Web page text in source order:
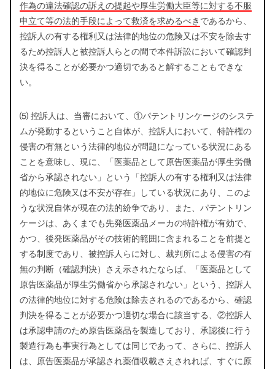
作為の違法確認の訴えの提起や厚生労働大臣等に対する不服
申立て等の法的手段によって救済を求めるべき であるから、
控訴人の有する権利又は法律的地位の危険又は不安を除去す
るため控訴人と被控訴人らとの間で本件訴訟において確認判
決を得ることが必要かつ適切であると解することもできな
い。
⑸ 控訴人は、当審において、①パテントリンケージのシステ
ムが発動するということ自体が、控訴人において、特許権の
侵害の有無という法律的地位が問題になっている状況にある
ことを意味し、現に、「医薬品として原告医薬品が厚生労働
省から承認されない」という「控訴人の有する権利又は法律
的地位に危険又は不安が存在」している状況にあり、このよ
うな状況自体が現在の法的紛争であり、また、パテントリン
ケージは、あくまでも先発医薬品メーカの特許権が有効で、
かつ、後発医薬品がその技術的範囲に含まれることを前提と
する制度であり、被控訴人らに対し、裁判所による侵害の有
無の判断（確認判決）さえ示されたならば、「医薬品として
原告医薬品が厚生労働省から承認されない」という、控訴人
の法律的地位に対する危険は除去されるのであるから、確認
判決を得ることが必要かつ適切な場合に該当する、②控訴人
は承認申請のため原告医薬品を製造しており、承認後に行う
製造行為も事実行為としては同じであって、さらに、控訴人
は、原告医薬品が承認され薬価収載さえされれば、すぐに原